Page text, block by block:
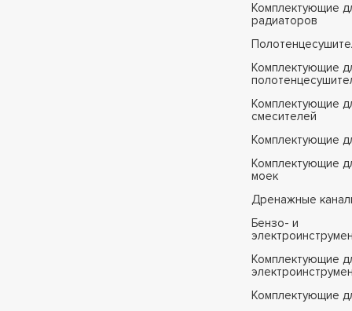
Комплектующие
радиаторов
Комплектующие
Комплектующие
смесителей
Комплектующие
Комплектующие
моек
Дренажные
Бензо- и
Комплектующие
Комплектующие